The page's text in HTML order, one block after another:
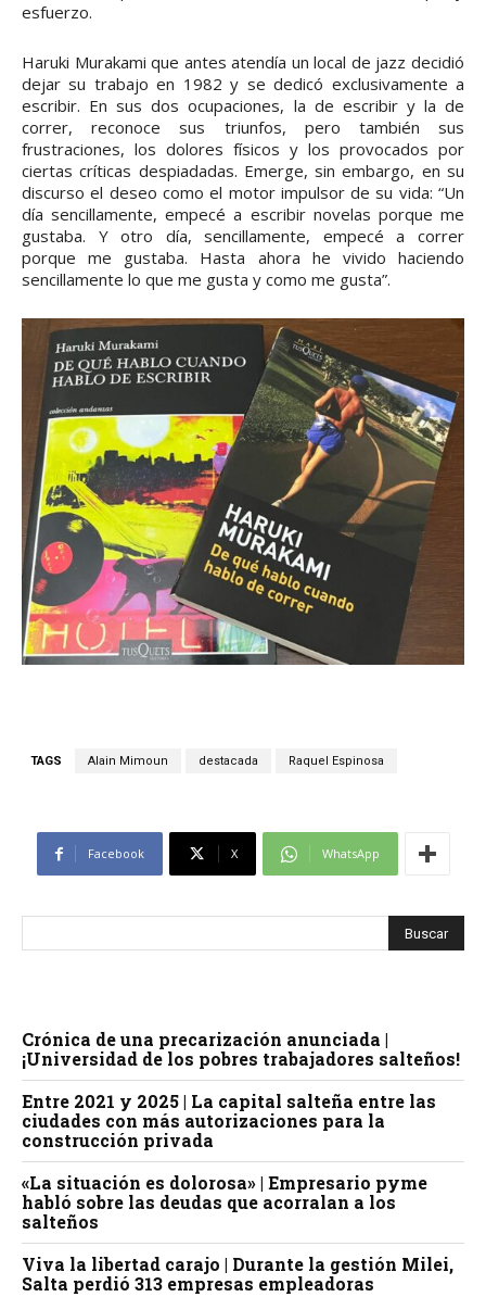
esfuerzo.
Haruki Murakami que antes atendía un local de jazz decidió
dejar su trabajo en 1982 y se dedicó exclusivamente a
escribir. En sus dos ocupaciones, la de escribir y la de
correr, reconoce sus triunfos, pero también sus
frustraciones, los dolores físicos y los provocados por
ciertas críticas despiadadas. Emerge, sin embargo, en su
discurso el deseo como el motor impulsor de su vida: “Un
día sencillamente, empecé a escribir novelas porque me
gustaba. Y otro día, sencillamente, empecé a correr
porque me gustaba. Hasta ahora he vivido haciendo
sencillamente lo que me gusta y como me gusta”.
TAGS Alain Mimoun destacada Raquel Espinosa
Facebook X WhatsApp
Crónica de una precarización anunciada |
¡Universidad de los pobres trabajadores salteños!
Entre 2021 y 2025 | La capital salteña entre las
ciudades con más autorizaciones para la
construcción privada
«La situación es dolorosa» | Empresario pyme
habló sobre las deudas que acorralan a los
salteños
Viva la libertad carajo | Durante la gestión Milei,
Salta perdió 313 empresas empleadoras